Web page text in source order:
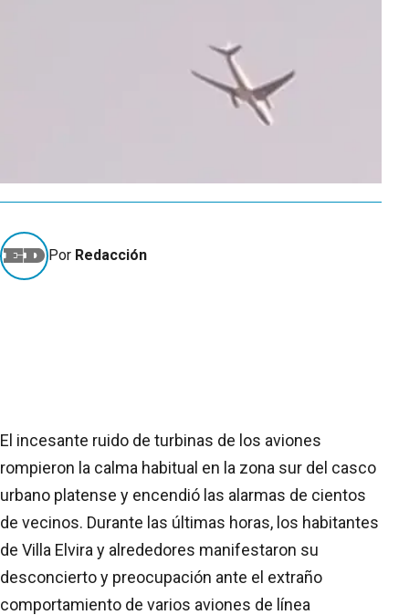
Por Redacción
El incesante ruido de turbinas de los aviones
rompieron la calma habitual en la zona sur del casco
urbano platense y encendió las alarmas de cientos
de vecinos. Durante las últimas horas, los habitantes
de Villa Elvira y alrededores manifestaron su
desconcierto y preocupación ante el extraño
comportamiento de varios aviones de línea